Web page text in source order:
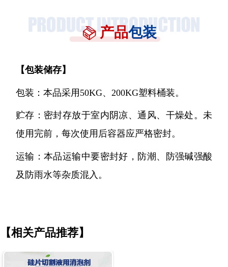
产品包装
【包装储存】
包装：本品采用 50KG、200KG塑料桶装。
贮存：密封存放于室内阴凉、通风、干燥处。未
使用完前，每次使用后容器应严格密封。
运输：本品运输中要密封好，防潮、防强碱强酸
及防雨水等杂质混入。
【相关产品推荐】